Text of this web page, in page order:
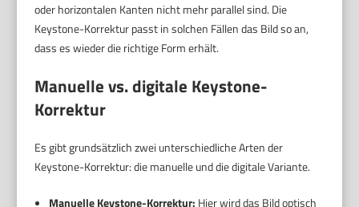
oder horizontalen Kanten nicht mehr parallel sind. Die
Keystone-Korrektur passt in solchen Fällen das Bild so an,
dass es wieder die richtige Form erhält.
Manuelle vs. digitale Keystone-
Korrektur
Es gibt grundsätzlich zwei unterschiedliche Arten der
Keystone-Korrektur: die manuelle und die digitale Variante.
Manuelle Keystone-Korrektur: Hier wird das Bild optisch